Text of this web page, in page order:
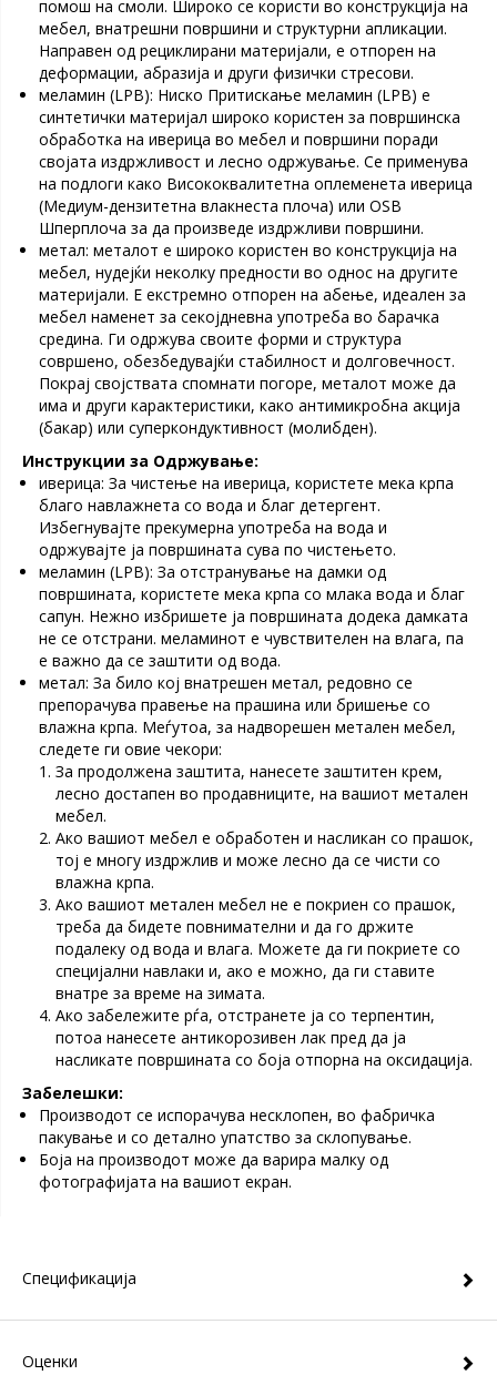
помош на смоли. Широко се користи во конструкција на
мебел, внатрешни површини и структурни апликации.
Направен од рециклирани материјали, е отпорен на
деформации, абразија и други физички стресови.
меламин (LPB): Ниско Притискање меламин (LPB) е
синтетички материјал широко користен за површинска
обработка на иверица во мебел и површини поради
својата издржливост и лесно одржување. Се применува
на подлоги како Висококвалитетна оплеменета иверица
(Медиум-дензитетна влакнеста плоча) или OSB
Шперплоча за да произведе издржливи површини.
метал: металот е широко користен во конструкција на
мебел, нудејќи неколку предности во однос на другите
материјали. Е екстремно отпорен на абење, идеален за
мебел наменет за секојдневна употреба во барачка
средина. Ги одржува своите форми и структура
совршено, обезбедувајќи стабилност и долговечност.
Покрај својствата спомнати погоре, металот може да
има и други карактеристики, како антимикробна акција
(бакар) или суперкондуктивност (молибден).
Инструкции за Одржување:
иверица: За чистење на иверица, користете мека крпа
благо навлажнета со вода и благ детергент.
Избегнувајте прекумерна употреба на вода и
одржувајте ја површината сува по чистењето.
меламин (LPB): За отстранување на дамки од
површината, користете мека крпа со млака вода и благ
сапун. Нежно избришете ја површината додека дамката
не се отстрани. меламинот е чувствителен на влага, па
е важно да се заштити од вода.
метал: За било кој внатрешен метал, редовно се
препорачува правење на прашина или бришење со
влажна крпа. Меѓутоа, за надворешен метален мебел,
следете ги овие чекори:
За продолжена заштита, нанесете заштитен крем,
лесно достапен во продавниците, на вашиот метален
мебел.
Ако вашиот мебел е обработен и насликан со прашок,
тој е многу издржлив и може лесно да се чисти со
влажна крпа.
Ако вашиот метален мебел не е покриен со прашок,
треба да бидете повнимателни и да го држите
подалеку од вода и влага. Можете да ги покриете со
специјални навлаки и, ако е можно, да ги ставите
внатре за време на зимата.
Ако забележите рѓа, отстранете ја со терпентин,
потоа нанесете антикорозивен лак пред да ја
насликате површината со боја отпорна на оксидација.
Забелешки:
Производот се испорачува несклопен, во фабричка
пакување и со детално упатство за склопување.
Боја на производот може да варира малку од
фотографијата на вашиот екран.
Спецификација
Оценки